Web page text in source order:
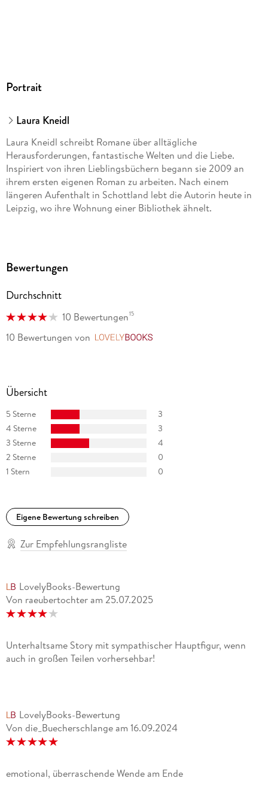
Portrait
Laura Kneidl
Laura Kneidl schreibt Romane über alltägliche
Herausforderungen, fantastische Welten und die Liebe.
Inspiriert von ihren Lieblingsbüchern begann sie 2009 an
ihrem ersten eigenen Roman zu arbeiten. Nach einem
längeren Aufenthalt in Schottland lebt die Autorin heute in
Leipzig, wo ihre Wohnung einer Bibliothek ähnelt.
Bewertungen
Durchschnitt
10 Bewertungen15
10 Bewertungen von
Übersicht
5 Sterne
3
4 Sterne
3
3 Sterne
4
2 Sterne
0
1 Stern
0
Eigene Bewertung schreiben
Zur Empfehlungsrangliste
LovelyBooks-Bewertung
Von raeubertochter am 25.07.2025
Unterhaltsame Story mit sympathischer Hauptfigur, wenn
auch in großen Teilen vorhersehbar!
LovelyBooks-Bewertung
Von die_Buecherschlange am 16.09.2024
emotional, überraschende Wende am Ende